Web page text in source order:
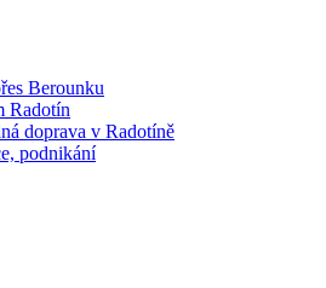
Berounku
Radotín
doprava v Radotíně
podnikání